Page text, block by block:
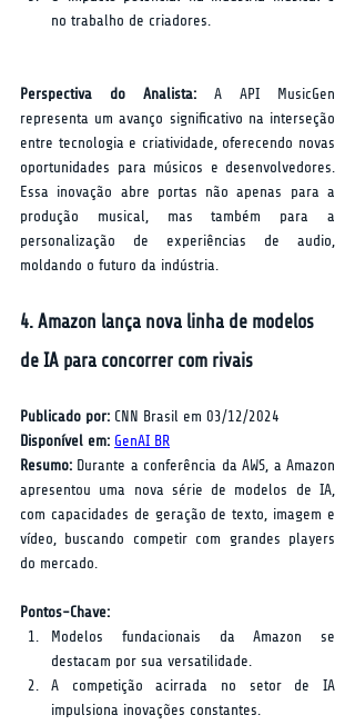
no trabalho de criadores.
Perspectiva do Analista: A API MusicGen
representa um avanço significativo na interseção
entre tecnologia e criatividade, oferecendo novas
oportunidades para músicos e desenvolvedores.
Essa inovação abre portas não apenas para a
produção musical, mas também para a
personalização de experiências de audio,
moldando o futuro da indústria.
4. Amazon lança nova linha de modelos
de IA para concorrer com rivais
Publicado por: CNN Brasil em 03/12/2024
Disponível em: GenAI BR
Resumo: Durante a conferência da AWS, a Amazon
apresentou uma nova série de modelos de IA,
com capacidades de geração de texto, imagem e
vídeo, buscando competir com grandes players
do mercado.
Pontos-Chave:
Modelos fundacionais da Amazon se
destacam por sua versatilidade.
A competição acirrada no setor de IA
impulsiona inovações constantes.